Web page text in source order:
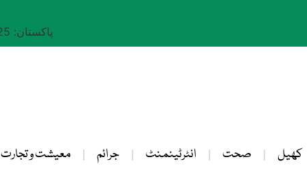
پاکستان: 25 صفر 1448
کھیل صحت انٹرٹینمنٹ جرائم معیشت و تجارت